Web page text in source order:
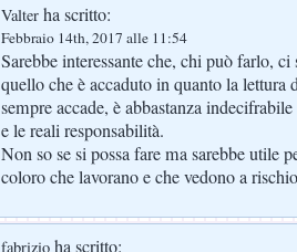
Valter ha scritto:
Febbraio 14th, 2017 alle 11:54
Sarebbe interessante che, chi può farlo, ci
quello che è accaduto in quanto la
sempre accade, è abbastanza
e le reali responsabilità.
Non so se si possa fare ma sarebbe utile
coloro che lavorano e che vedono a
fabrizio ha scritto: